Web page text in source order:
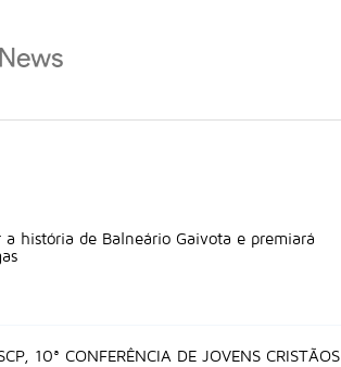
história de Balneário Gaivota e premiará
10ª CONFERÊNCIA DE JOVENS CRISTÃOS